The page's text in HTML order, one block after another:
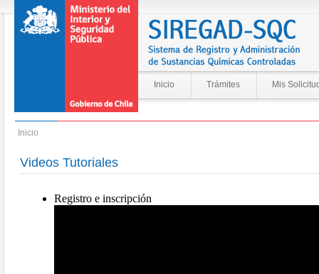
Inicio Trámites Mis
Inicio
Videos Tutoriales